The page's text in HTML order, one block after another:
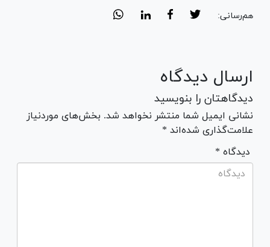
هم‌رسانی:
ارسال دیدگاه
دیدگاهتان را بنویسید
نشانی ایمیل شما منتشر نخواهد شد. بخش‌های موردنیاز
علامت‌گذاری شده‌اند *
* دیدگاه